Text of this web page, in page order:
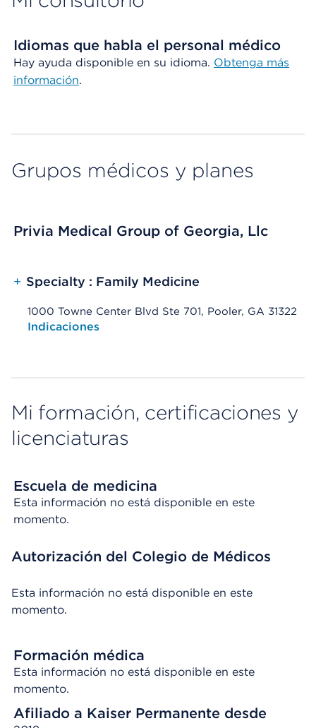
Idiomas que habla el personal médico
Hay ayuda disponible en su idioma. Obtenga más
información.
Grupos médicos y planes
Privia Medical Group of Georgia, Llc
+ Specialty : Family Medicine
1000 Towne Center Blvd Ste 701, Pooler, GA 31322
Opens native map application on mobile devices
Indicaciones
Mi formación, certificaciones y
licenciaturas
Escuela de medicina
Esta información no está disponible en este
momento.
Autorización del Colegio de Médicos
Esta información no está disponible en este
momento.
Formación médica
Esta información no está disponible en este
momento.
Afiliado a Kaiser Permanente desde